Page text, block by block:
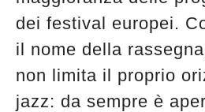
Musica Jazz di
edicola
dei festival europei.
il nome della
non limita il proprio
jazz: da sempre è